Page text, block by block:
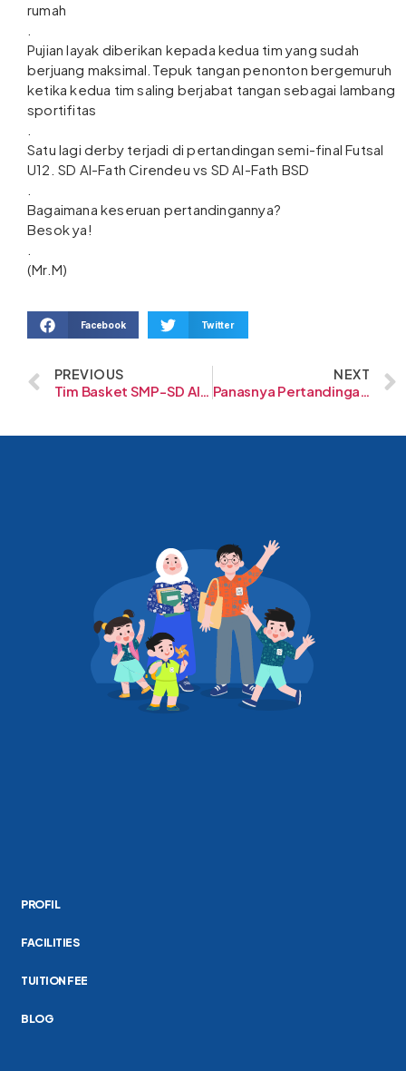
rumah
Pujian layak diberikan kepada kedua tim yang sudah
berjuang maksimal.Tepuk tangan penonton bergemuruh
ketika kedua tim saling berjabat tangan sebagai lambang
sportifitas
Satu lagi derby terjadi di pertandingan semi-final Futsal
U12. SD Al-Fath Cirendeu vs SD Al-Fath BSD
Bagaimana keseruan pertandingannya?
Besok ya!
(Mr.M)
Facebook Twitter
PREVIOUS
Tim Basket SMP-SD Al-Fath Menang!
NEXT
Panasnya Pertandingan Futsal SD Al-Fath Cirendeu vs Al-Fath BSD
PROFIL
FACILITIES
TUITION FEE
BLOG